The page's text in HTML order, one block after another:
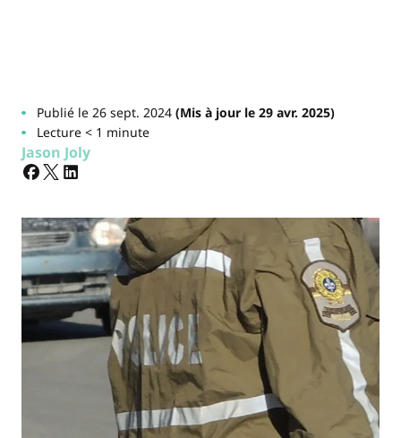
Publié le 26 sept. 2024(Mis à jour le 29 avr. 2025)
Lecture < 1 minute
Jason Joly